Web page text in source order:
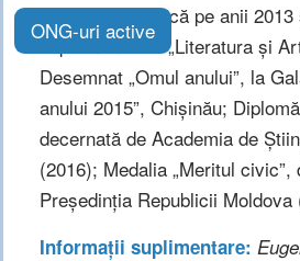
pentru publicistică pe anii 2013
săptămânalului „Literatura și
Desemnat „Omul anului”, la
anului 2015”, Chișinău;
decernată de Academia de
(2016); Medalia „Meritul civic”,
Președinția Republicii Moldova
Informații suplimentare:
ONG-uri active